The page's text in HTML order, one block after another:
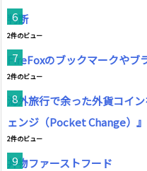
判断
2件のビュー
FireFoxのブックマークやブ
2件のビュー
海外旅行で余った外貨コイ
ェンジ（Pocket Change）
2件のビュー
丼物ファーストフード